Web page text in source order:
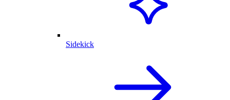
Sidekick